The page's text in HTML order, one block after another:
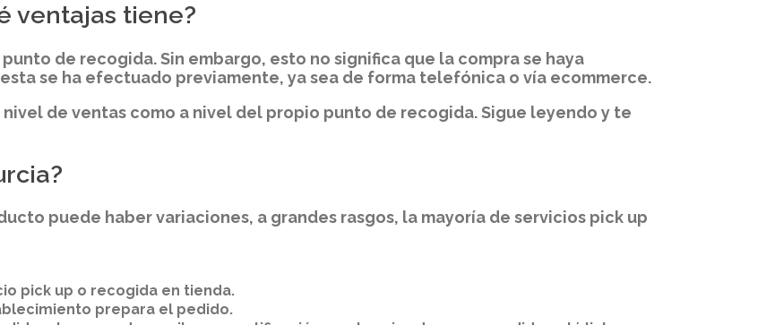
ventajas tiene?
de recogida. Sin embargo, esto no significa que la compra se haya
se ha efectuado previamente, ya sea de forma telefónica o vía ecommerce.
de ventas como a nivel del propio punto de recogida. Sigue leyendo y te
puede haber variaciones, a grandes rasgos, la mayoría de servicios pick up
pick up o recogida en tienda.
prepara el pedido.